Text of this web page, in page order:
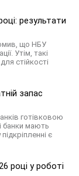
результати
що НБУ
Утім, такі
стійкості
запас
готівковою
банки мають
є
році у роботі